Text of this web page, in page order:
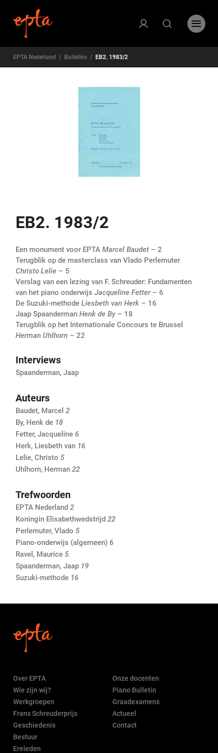
EPTA Nederland / Bulletins / EB2. 1983/2
EB2. 1983/2
Een monument voor EPTA Marcel Baudet – 2
Terugblik op de masterclass van Vlado Perlemuter
Christo Lelie – 5
Verslag van een lezing van F. Schreuder: Fundamenten
van het piano onderwijs Jacqueline Fetter– 6
De Suzuki-methode Liesbeth van Herk – 16
Jaap Spaanderman Henk de By– 18
Terugblik op het Internationale Concours te Brussel
Herman Uhlhorn – 22
Interviews
Spaanderman, Jaap
Auteurs
Baudet, Marcel 2
By, Henk de 18
Fetter, Jacqueline 6
Herk, Liesbeth van 16
Lelie, Christo 5
Uhlhorn, Herman 22
Trefwoorden
EPTA Nederland 2
Koningin Elisabethwedstrijd 22
Perlemuter, Vlado 5
Piano-onderwijs (algemeen) 6
Ravel, Maurice 5
Spaanderman, Jaap 19
Suzuki-methode 16
Over EPTA
Wie zijn wij?
Werkgroepen
Frans Schreuderprijs
Geschiedenis
Bestuur
Ereleden
Onze docenten
Piano Bulletin
Graadexamens
Actueel
Contact